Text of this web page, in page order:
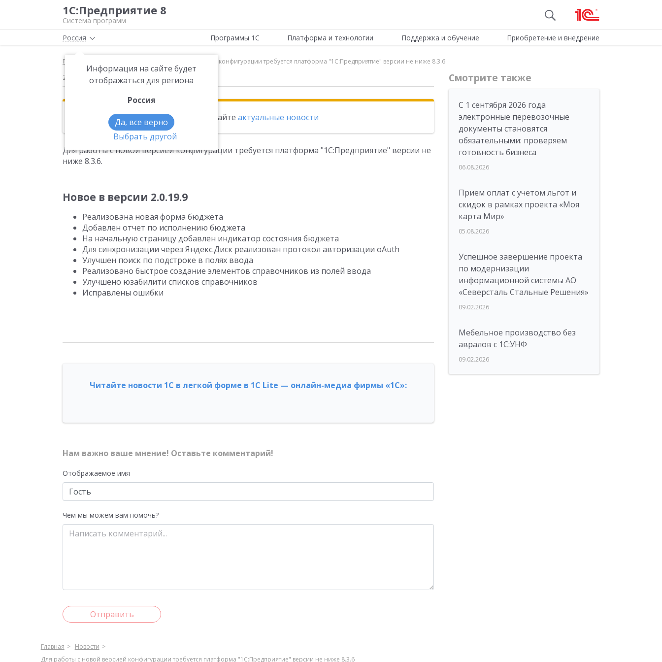
1С:Предприятие 8
Система программ
Россия
Информация на сайте будет
отображаться для региона
Россия
Да, все верно
Выбрать другой
Программы 1С Платформа и технологии Поддержка и обучение Приобретение и внедрение
Главная Для работы с новой версией конфигурации требуется платформа "1С:Предприятие" версии не ниже 8.3.6
21.09.2015
Эта новость находится в архиве. Читайте актуальные новости
Для работы с новой версией конфигурации требуется платформа "1С:Предприятие" версии не
ниже 8.3.6.
Новое в версии 2.0.19.9
Реализована новая форма бюджета
Добавлен отчет по исполнению бюджета
На начальную страницу добавлен индикатор состояния бюджета
Для синхронизации через Яндекс.Диск реализован протокол авторизации oAuth
Улучшен поиск по подстроке в полях ввода
Реализовано быстрое создание элементов справочников из полей ввода
Улучшено юзабилити списков справочников
Исправлены ошибки
Читайте новости 1С в легкой форме в 1С Lite — онлайн-медиа фирмы «1С»:
Нам важно ваше мнение! Оставьте комментарий!
Отображаемое имя
Чем мы можем вам помочь?
Отправить
Смотрите также
С 1 сентября 2026 года
электронные перевозочные
документы становятся
обязательными: проверяем
готовность бизнеса
06.08.2026
Прием оплат с учетом льгот и
скидок в рамках проекта «Моя
карта Мир»
05.08.2026
Успешное завершение проекта
по модернизации
информационной системы АО
«Северсталь Стальные Решения»
09.02.2026
Мебельное производство без
авралов с 1С:УНФ
09.02.2026
Главная
Новости
Для работы с новой версией конфигурации требуется платформа "1С:Предприятие" версии не ниже 8.3.6